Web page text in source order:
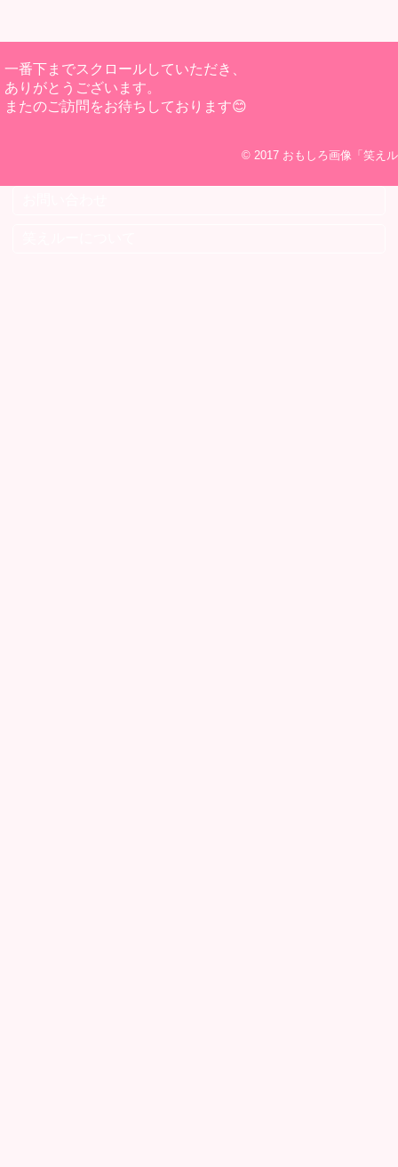
一番下までスクロールしていただき、
ありがとうございます。
またのご訪問をお待ちしております😊
© 2017 おもしろ画像「笑え